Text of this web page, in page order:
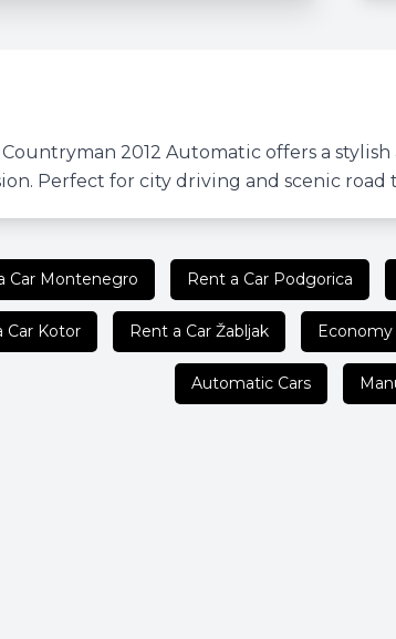
2012 Automatic offers a
Perfect for city driving and scenic road
Car Montenegro Rent a Car Podgorica
Car Kotor Rent a Car Žabljak Economy
Automatic Cars